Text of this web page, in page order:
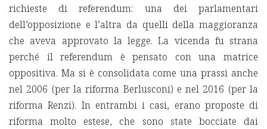
richieste di referendum: una dei parlamentari
dell’opposizione e l’altra da quelli della maggioranza
che aveva approvato la legge. La vicenda fu strana
perché il referendum è pensato con una matrice
oppositiva. Ma si è consolidata come una prassi anche
nel 2006 (per la riforma Berlusconi) e nel 2016 (per la
riforma Renzi). In entrambi i casi, erano proposte di
riforma molto estese, che sono state bocciate dai